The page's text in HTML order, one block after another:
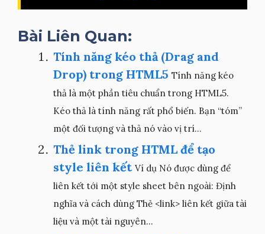
Bài Liên Quan:
Tính năng kéo thả (Drag and
Drop) trong HTML5 Tính năng kéo
thả là một phần tiêu chuẩn trong HTML5.
Kéo thả là tính năng rất phổ biến. Bạn “tóm”
một đối tượng và thả nó vào vị trí...
Thẻ link trong HTML để tạo
style liên kết Ví dụ Nó được dùng để
liên kết tới một style sheet bên ngoài: Định
nghĩa và cách dùng Thẻ <link> liên kết giữa tài
liệu và một tài nguyên...